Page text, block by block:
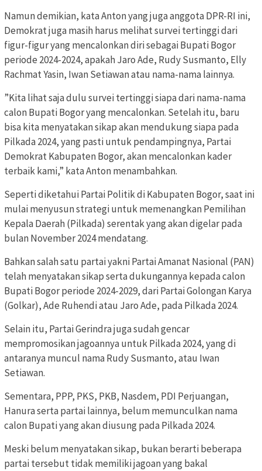
Namun demikian, kata Anton yang juga anggota DPR-RI ini,
Demokrat juga masih harus melihat survei tertinggi dari
figur-figur yang mencalonkan diri sebagai Bupati Bogor
periode 2024-2024, apakah Jaro Ade, Rudy Susmanto, Elly
Rachmat Yasin, Iwan Setiawan atau nama-nama lainnya.
”Kita lihat saja dulu survei tertinggi siapa dari nama-nama
calon Bupati Bogor yang mencalonkan. Setelah itu, baru
bisa kita menyatakan sikap akan mendukung siapa pada
Pilkada 2024, yang pasti untuk pendampingnya, Partai
Demokrat Kabupaten Bogor, akan mencalonkan kader
terbaik kami,” kata Anton menambahkan.
Seperti diketahui Partai Politik di Kabupaten Bogor, saat ini
mulai menyusun strategi untuk memenangkan Pemilihan
Kepala Daerah (Pilkada) serentak yang akan digelar pada
bulan November 2024 mendatang.
Bahkan salah satu partai yakni Partai Amanat Nasional (PAN)
telah menyatakan sikap serta dukungannya kepada calon
Bupati Bogor periode 2024-2029, dari Partai Golongan Karya
(Golkar), Ade Ruhendi atau Jaro Ade, pada Pilkada 2024.
Selain itu, Partai Gerindra juga sudah gencar
mempromosikan jagoannya untuk Pilkada 2024, yang di
antaranya muncul nama Rudy Susmanto, atau Iwan
Setiawan.
Sementara, PPP, PKS, PKB, Nasdem, PDI Perjuangan,
Hanura serta partai lainnya, belum memunculkan nama
calon Bupati yang akan diusung pada Pilkada 2024.
Meski belum menyatakan sikap, bukan berarti beberapa
partai tersebut tidak memiliki jagoan yang bakal